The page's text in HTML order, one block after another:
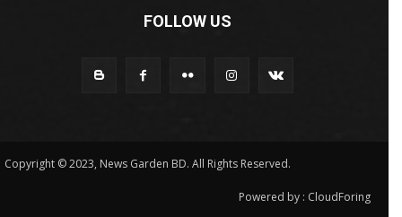
FOLLOW US
Copyright © 2023, News Garden BD. All Rights Reserved.
Powered by : CloudForing